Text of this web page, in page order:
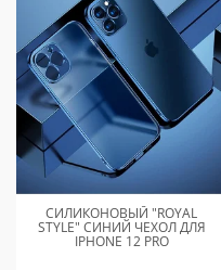
СИЛИКОНОВЫЙ "ROYAL
STYLE" СИНИЙ ЧЕХОЛ ДЛЯ
IPHONE 12 PRO